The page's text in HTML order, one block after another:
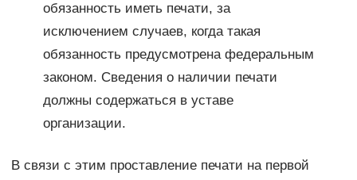
обязанность иметь печати, за
исключением случаев, когда такая
обязанность предусмотрена федеральным
законом. Сведения о наличии печати
должны содержаться в уставе
организации.
В связи с этим проставление печати на первой